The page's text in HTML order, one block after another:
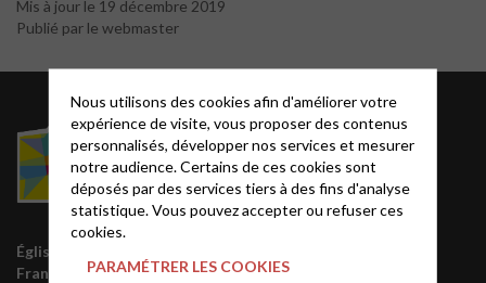
Mis à jour le 19 décembre 2019
Publié par le webmaster
Église protestante unie de
France
Acteurs EPUdF
Le site National
Liste des régions
Nous utilisons des cookies afin d'améliorer votre
expérience de visite, vous proposer des contenus
personnalisés, développer nos services et mesurer
notre audience. Certains de ces cookies sont
déposés par des services tiers à des fins d'analyse
statistique. Vous pouvez accepter ou refuser ces
cookies.
PARAMÉTRER LES COOKIES